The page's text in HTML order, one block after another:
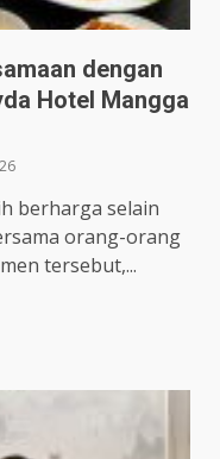
dengan
Hotel Mangga
berharga selain
orang-orang
tersebut,...